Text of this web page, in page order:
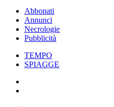
Abbonati
Annunci
Necrologie
Pubblicità
TEMPO
SPIAGGE